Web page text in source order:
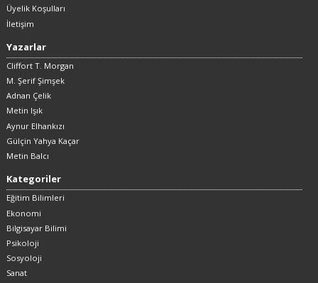
Üyelik Koşulları
İletişim
Yazarlar
Cliffort T. Morgan
M. Şerif Şimşek
Adnan Çelik
Metin Işık
Aynur Elhankızı
Gülçin Yahya Kaçar
Metin Balcı
Kategoriler
Eğitim Bilimleri
Ekonomi
Bilgisayar Bilimi
Psikoloji
Sosyoloji
Sanat